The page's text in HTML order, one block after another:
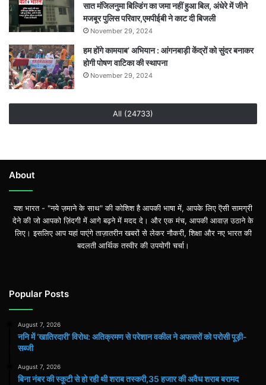
सात मंजिलनुमा बिल्डिंग का जमा नहीं हुआ बिल, अंधेरे में जीने
मजबूर पुलिस परिवार,एमपीईबी ने काट दी बिजली
November 29, 2024
हम होंगे कामयाब’ अभियान : आंगनबाड़ी केंद्रों को सुंदर बनाकर
होगी पोषण वाटिका की स्थापना
November 29, 2024
All (24733)
About
यश भारत - "नये ज़माने के साथ" की कोशिश है आपकी भाषा में, आपके लिए ऎसी सामग्री
देने की जो आपको ज़िंदगी में आगे बढ़ने में मदद दे। और एक मंच, आपकी आवाज़ उठाने के
लिए। इसलिए आप यहां पाएंगे ताज़ातरीन खबरों से लेकर नौकरी, शिक्षा और नए भारत की
बदलती आर्थिक तस्वीर की उपयोगी चर्चा।
Popular Posts
August 7, 2026
ननि में ‘खातिरदारी’ विरोध: अतिक्रमण से परेशान वकील ने अफसरों को परोसी पूड़ी-
सब्जी
August 7, 2026
बिना नंबर की स्कूटी से हो रही थी शराब तस्करी,35 हजार की अवैध शराब बरामद